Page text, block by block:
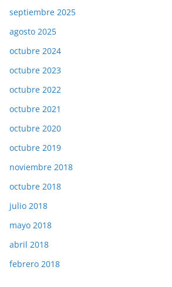
septiembre 2025
agosto 2025
octubre 2024
octubre 2023
octubre 2022
octubre 2021
octubre 2020
octubre 2019
noviembre 2018
octubre 2018
julio 2018
mayo 2018
abril 2018
febrero 2018